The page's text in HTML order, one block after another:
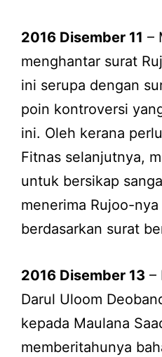
2016 Disember 11 –
menghantar surat
ini serupa dengan
poin kontroversi
ini. Oleh kerana
Fitnas selanjutnya,
untuk bersikap
menerima Rujoo-
berdasarkan surat
2016 Disember 13 –
Darul Uloom
kepada Maulana
memberitahunya